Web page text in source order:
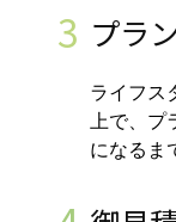
3 プラ
ライフス
上で、
になるま